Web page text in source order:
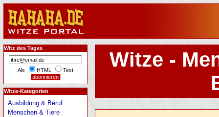
Witze -
Witz des Tages
Als HTML Text
Witze-Kategorien
Ausbildung & Beruf
Menschen & Tiere